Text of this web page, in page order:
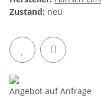
Zustand: neu
Angebot auf Anfrage